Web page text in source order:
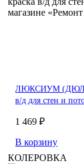
ЛЮКСИУМ
в/д для стен и
1 469 ₽
В корзину
КОЛЕРОВКА